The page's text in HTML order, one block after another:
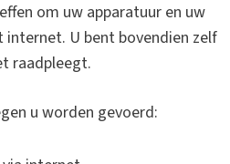
om uw apparatuur en uw
internet. U bent bovendien zelf
raadpleegt.
u worden gevoerd: